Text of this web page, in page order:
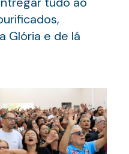
Glória e de lá